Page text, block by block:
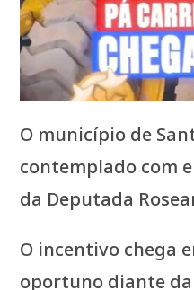
O município de
contemplado com
da Deputada
O incentivo chega
oportuno diante